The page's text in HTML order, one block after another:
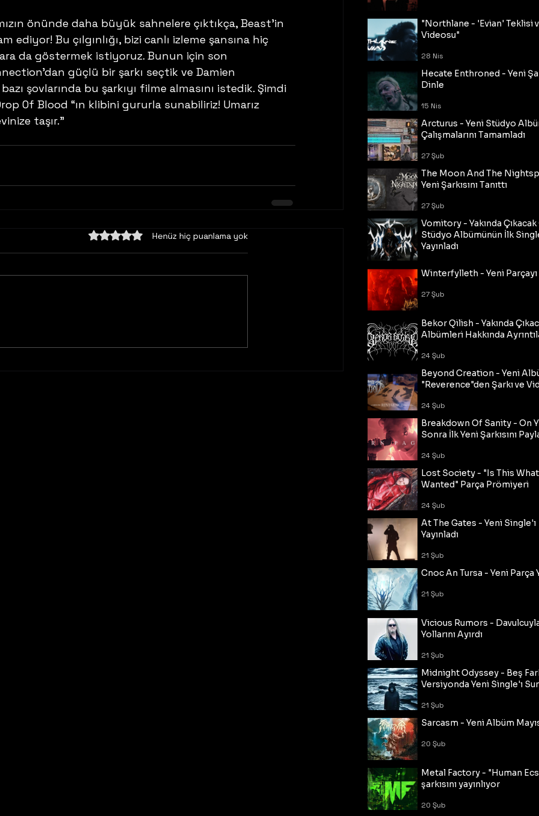
önünde daha büyük sahnelere çıktıkça, Beast’in
ediyor! Bu çılgınlığı, bizi canlı izleme şansına hiç
da göstermek istiyoruz. Bunun için son
güçlü bir şarkı seçtik ve Damien
şovlarında bu şarkıyı filme almasını istedik. Şimdi
Of Blood “ın klibini gururla sunabiliriz! Umarız
taşır.”
5 üzerinden 0 yıldızHenüz hiç puanlama yok
"Northlane - 'Evian' Teklisi
Videosu"
28 Nis
Hecate Enthroned - Yeni
Dinle
15 Nis
Arcturus - Yeni Stüdyo
Çalışmalarını Tamamladı
27 Şub
The Moon And The
Yeni Şarkısını Tanıttı
27 Şub
Vomitory - Yakında
Stüdyo Albümünün İlk
Yayınladı
Winterfylleth - Yeni Parçayı
27 Şub
Bekor Qilish - Yakında
Albümleri Hakkında
24 Şub
Beyond Creation - Yeni
"Reverence"den Şarkı ve
24 Şub
Breakdown Of Sanity - On
Sonra İlk Yeni Şarkısını
24 Şub
Lost Society - "Is This
Wanted" Parça Prömiyeri
24 Şub
At The Gates - Yeni Single'ı
Yayınladı
21 Şub
Cnoc An Tursa - Yeni Parça
21 Şub
Vicious Rumors -
Yollarını Ayırdı
21 Şub
Midnight Odyssey - Beş
Versiyonda Yeni Single'ı
21 Şub
Sarcasm - Yeni Albüm
20 Şub
Metal Factory - "Human
şarkısını yayınlıyor
20 Şub